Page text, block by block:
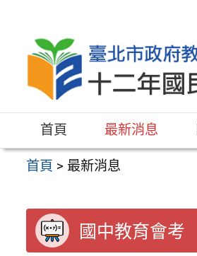
容
首頁 最新消息
首頁 > 最新消息
國中教育會考